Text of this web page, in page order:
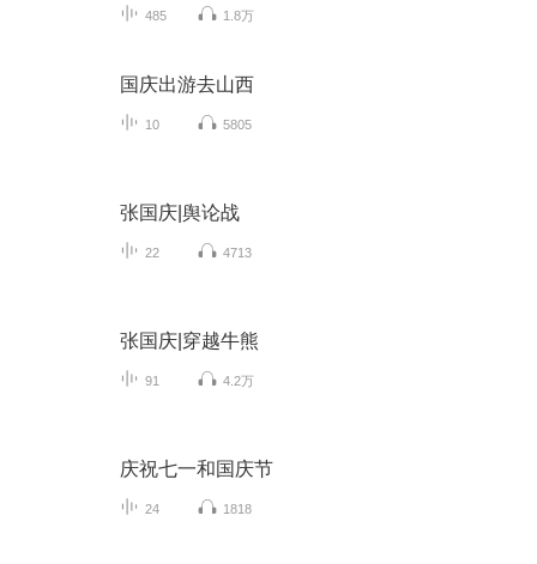
485 1.8万
国庆出游去山西
10 5805
张国庆|舆论战
22 4713
张国庆|穿越牛熊
91 4.2万
庆祝七一和国庆节
24 1818